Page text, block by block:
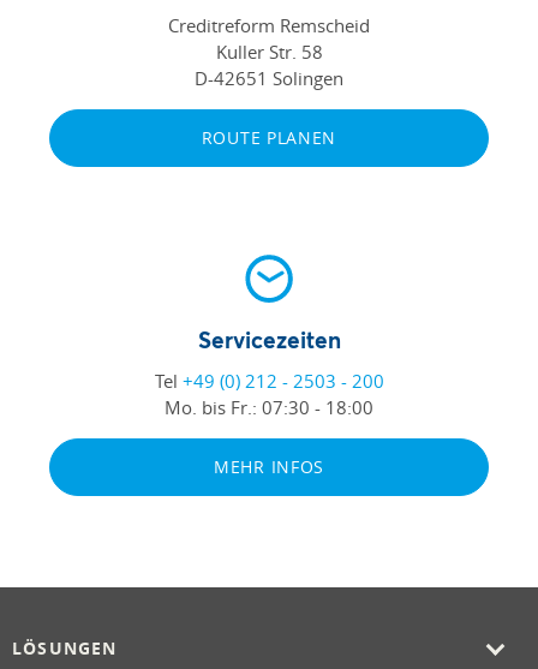
Creditreform Remscheid
Kuller Str. 58
D-42651 Solingen
ROUTE PLANEN
Servicezeiten
Tel +49 (0) 212 - 2503 - 200
Mo. bis Fr.: 07:30 - 18:00
MEHR INFOS
LÖSUNGEN